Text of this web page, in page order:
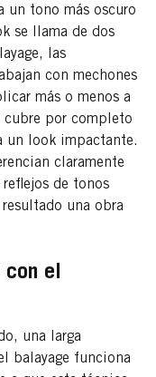
un tono más oscuro
se llama de dos
las
con mechones
más o menos a
cubre por completo
un look impactante.
claramente
de tonos
una obra
con el
una larga
balayage funciona